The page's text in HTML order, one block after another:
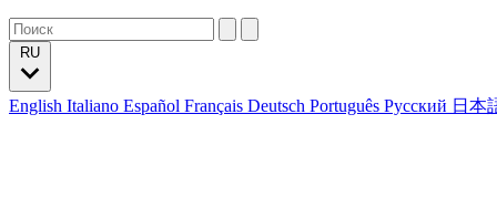
English Italiano Español Français Deutsch Português Русский 日本